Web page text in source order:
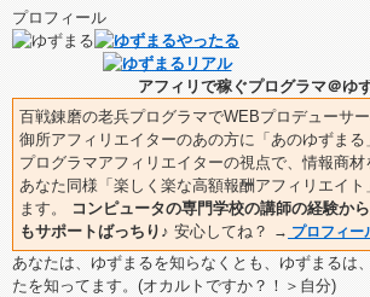
プロフィール
アフィリで稼ぐプログラマ＠ゆ
百戦錬磨の老兵プログラマでWEBプロデューサ
御所アフィリエイターのあの方に「あのゆずまる
プログラマアフィリエイターの視点で、情報商材
あなた同様「楽しく楽な高額報酬アフィリエイ
ます。
コンピュータの専門学校の講師の経験か
もサポートばっちり♪ 安心してね？ → プロフィー
あなたは、ゆずまるを知らなくとも、ゆずまるは
たを知ってます。(オカルトですか？！＞自分)